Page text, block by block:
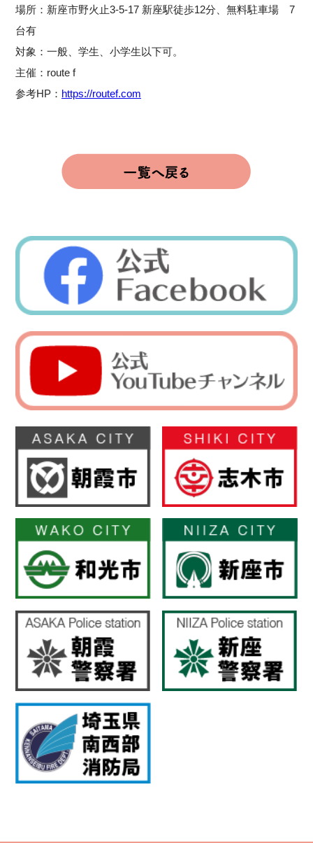
場所：新座市野火止3-5-17 新座駅徒歩12分、無料駐車場 7
台有
対象：一般、学生、小学生以下可。
主催：route f
参考HP： https://routef.com